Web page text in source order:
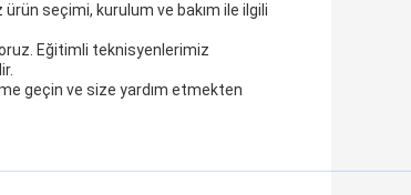
seçimi, kurulum ve bakım ile ilgili
Eğitimli teknisyenlerimiz
geçin ve size yardım etmekten